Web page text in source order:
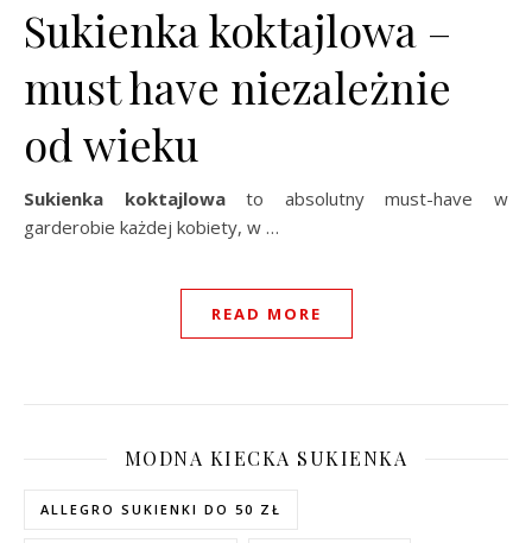
Sukienka koktajlowa –
must have niezależnie
od wieku
Sukienka koktajlowato absolutny must-have w
garderobie każdej kobiety, w …
READ MORE
MODNA KIECKA SUKIENKA
ALLEGRO SUKIENKI DO 50 ZŁ